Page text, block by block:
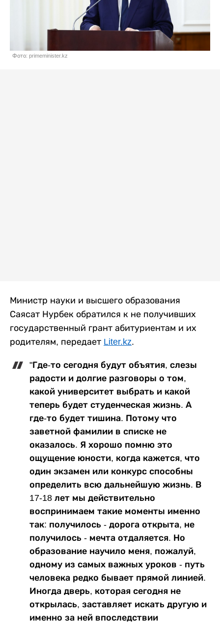
Фото: primeminister.kz
Министр науки и высшего образования
Саясат Нурбек обратился к не получивших
государственный грант абитуриентам и их
родителям, передает Liter.kz.
"Где-то сегодня будут объятия, слезы
радости и долгие разговоры о том,
какой университет выбрать и какой
теперь будет студенческая жизнь. А
где-то будет тишина. Потому что
заветной фамилии в списке не
оказалось. Я хорошо помню это
ощущение юности, когда кажется, что
один экзамен или конкурс способны
определить всю дальнейшую жизнь. В
17-18 лет мы действительно
воспринимаем такие моменты именно
так: получилось - дорога открыта, не
получилось - мечта отдаляется. Но
образование научило меня, пожалуй,
одному из самых важных уроков - путь
человека редко бывает прямой линией.
Иногда дверь, которая сегодня не
открылась, заставляет искать другую и
именно за ней впоследствии